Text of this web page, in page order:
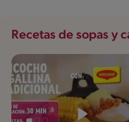
Recetas de sopas y